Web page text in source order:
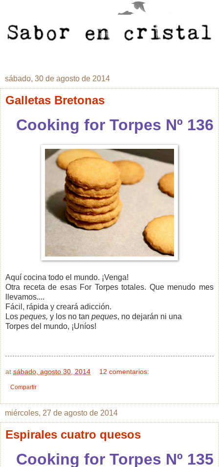
sábado, 30 de agosto de 2014
Galletas Bretonas
Cooking for Torpes Nº 136
Aquí cocina todo el mundo. ¡Venga!
Otra receta de esas For Torpes totales. Que menudo mes
llevamos....
Fácil, rápida y creará adicción.
Los peques, y los no tan peques, no dejarán ni una
Torpes del mundo, ¡Uníos!
at sábado, agosto 30, 2014 12 comentarios:
Compartir
miércoles, 27 de agosto de 2014
Espirales cuatro quesos
Cooking for Torpes Nº 135